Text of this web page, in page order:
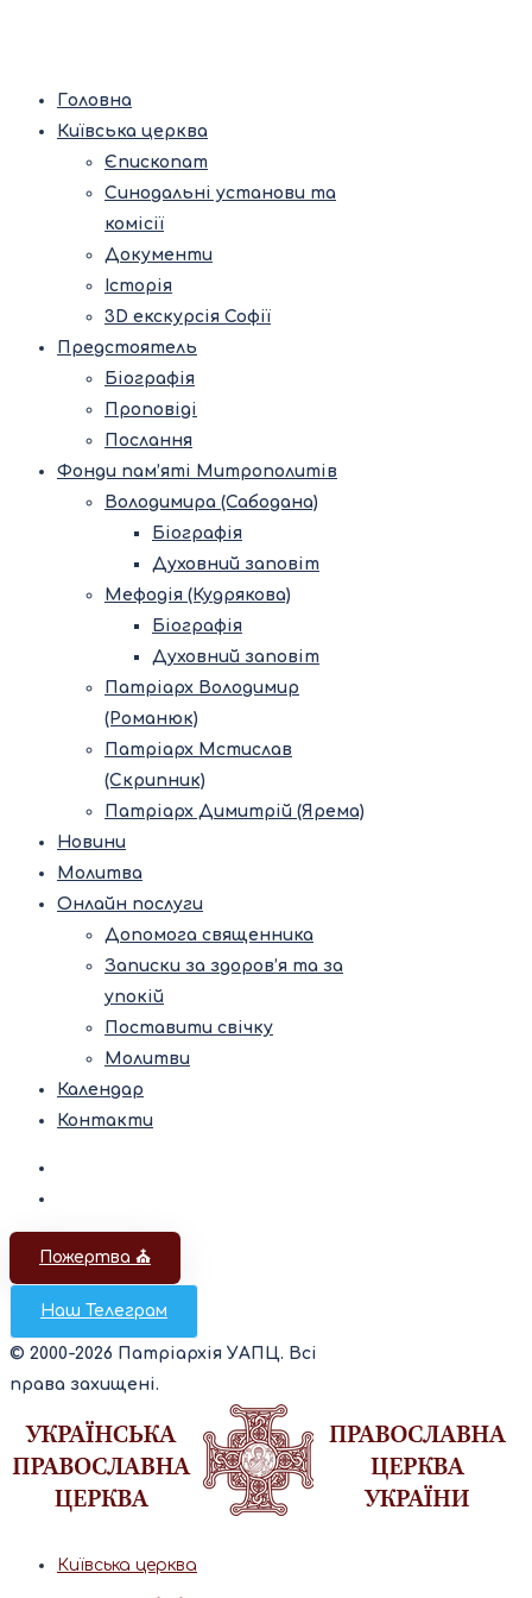
Головна
Київська церква
Єпископат
Синодальні установи та
комісії
Документи
Історія
3D екскурсія Софії
Предстоятель
Біографія
Проповіді
Послання
Фонди пам’яті Митрополитів
Володимира (Сабодана)
Біографія
Духовний заповіт
Мефодія (Кудрякова)
Біографія
Духовний заповіт
Патріарх Володимир
(Романюк)
Патріарх Мстислав
(Скрипник)
Патріарх Димитрій (Ярема)
Новини
Молитва
Онлайн послуги
Допомога священника
Записки за здоров’я та за
упокій
Поставити свічку
Молитви
Календар
Контакти
Пожертва ⛪️
Наш Телеграм
© 2000-2026 Патріархія УАПЦ. Всі
права захищені.
Київська церква